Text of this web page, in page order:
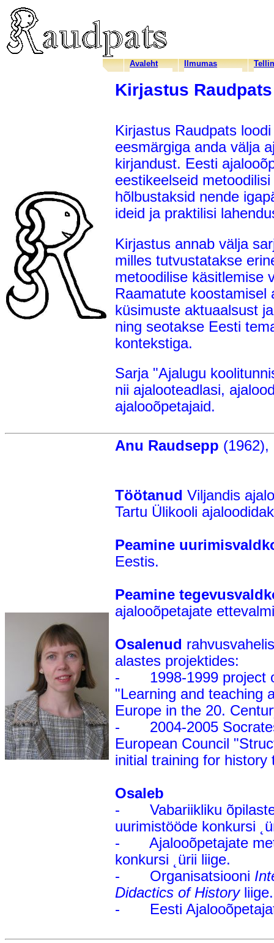
Avaleht Ilmumas
Kirjastus Raudpats
Kirjastus Raudpats
eesmärgiga anda välja
kirjandust. Eesti
eestikeelseid
hõlbustaksid nende
ideid ja praktilisi
Kirjastus annab välja
milles tutvustatakse
metoodilise käsitlemise
Raamatute
küsimuste aktuaalsust
ning seotakse Eesti
kontekstiga.
Sarja "Ajalugu
nii ajalooteadlasi,
ajalooõpetajaid.
Anu Raudsepp (1962),
Töötanud Viljandis
Tartu Ülikooli
Peamine
Eestis.
Peamine
ajalooõpetajate
Osalenud
alastes projektides:
- 1998-1999 project
"Learning and teaching
Europe in the 20.
- 2004-2005
European Council
initial training for history
Osaleb
- Vabariikliku õpilaste
uurimistööde konkursi
- Ajalooõpetajate
konkursi ˛ürii liige.
- Organisatsiooni
Didactics of Historyliige.
- Eesti